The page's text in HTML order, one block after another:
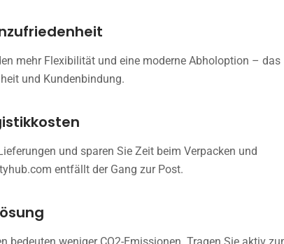
mehr Flexibilität und eine moderne Abholoption – das
und Kundenbindung.
und sparen Sie Zeit beim Verpacken und
entfällt der Gang zur Post.